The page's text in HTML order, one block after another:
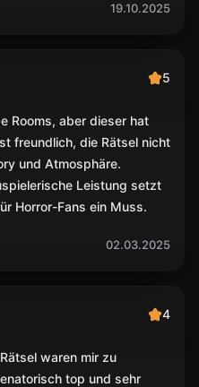
19.10.2025
5
Rooms, aber dieser hat
freundlich, die Rätsel nicht
und Atmosphäre.
Leistung setzt
Horror-Fans ein Muss.
02.03.2025
4
waren mir zu
top und sehr